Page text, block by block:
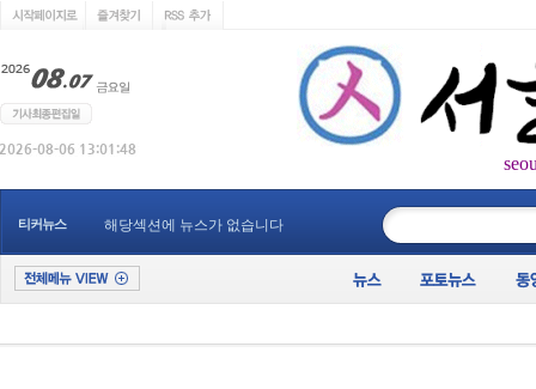
티커뉴스 해당섹션에 뉴스가 없습니다